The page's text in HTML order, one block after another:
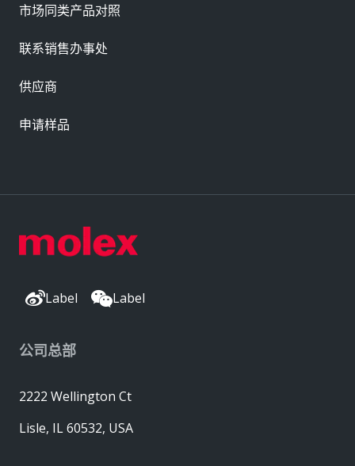
Label Label
公司总部
2222 Wellington Ct
Lisle, IL 60532, USA
市场同类产品对照
联系销售办事处
供应商
申请样品